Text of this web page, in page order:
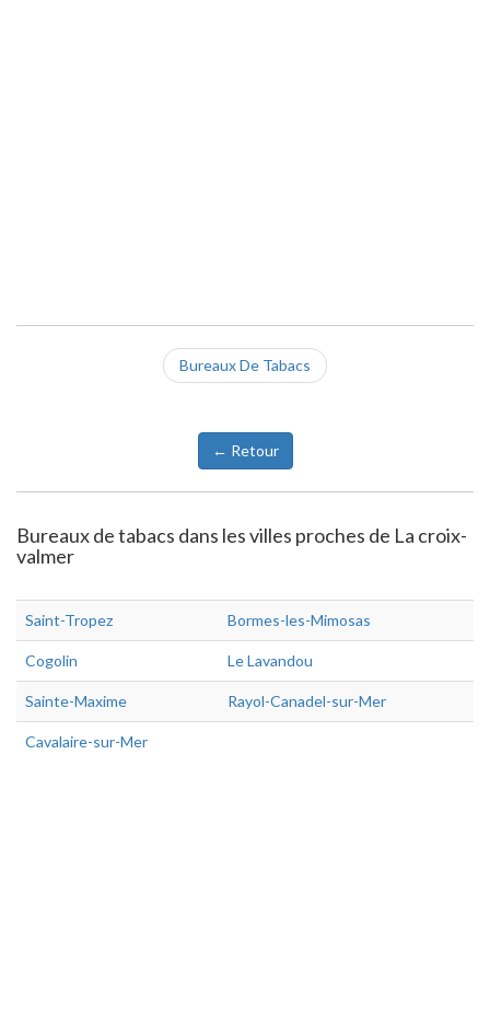
Bureaux De Tabacs
← Retour
Bureaux de tabacs dans les villes proches de La croix-
valmer
Saint-Tropez Bormes-les-Mimosas
Cogolin Le Lavandou
Sainte-Maxime Rayol-Canadel-sur-Mer
Cavalaire-sur-Mer